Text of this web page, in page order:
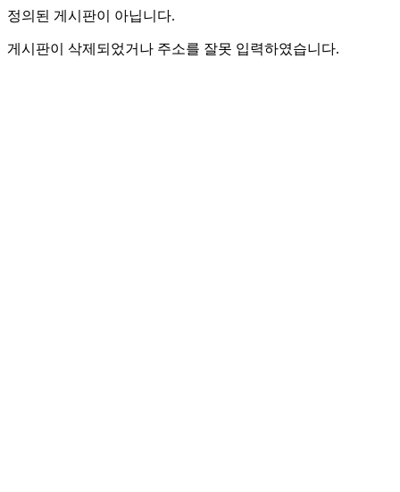
정의된 게시판이 아닙니다.
게시판이 삭제되었거나 주소를 잘못 입력하였습니다.